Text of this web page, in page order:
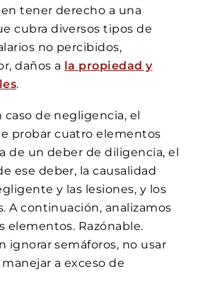
tener derecho a una
cubra diversos tipos de
no percibidos,
daños a la propiedad y
.
caso de negligencia, el
probar cuatro elementos
de un deber de diligencia, el
ese deber, la causalidad
y las lesiones, y los
A continuación, analizamos
elementos. Razónable.
ignorar semáforos, no usar
a exceso de